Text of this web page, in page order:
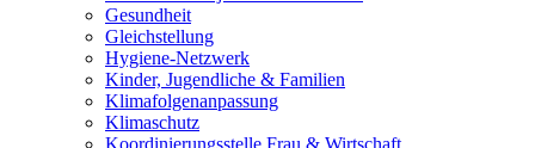
Gesundheit
Gleichstellung
Hygiene-Netzwerk
Kinder, Jugendliche & Familien
Klimafolgenanpassung
Klimaschutz
Koordinierungsstelle Frau & Wirtschaft